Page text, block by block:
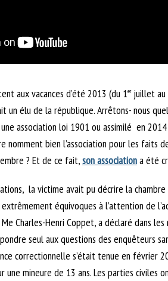
aux vacances d’été 2013 (du 1erjuillet au
un élu de la république. Arrêtons- nous
association loi 1901 ou assimilé en 2014
nomment bien l’association pour les faits
? Et de ce fait,son associationa été
la victime avait pu décrire la
équivoques à l’attention de
Me Charles-Henri Coppet, a déclaré dans
seul aux questions des enquêteurs
correctionnelle s’était tenue en
une mineure de 13 ans. Les parties civiles